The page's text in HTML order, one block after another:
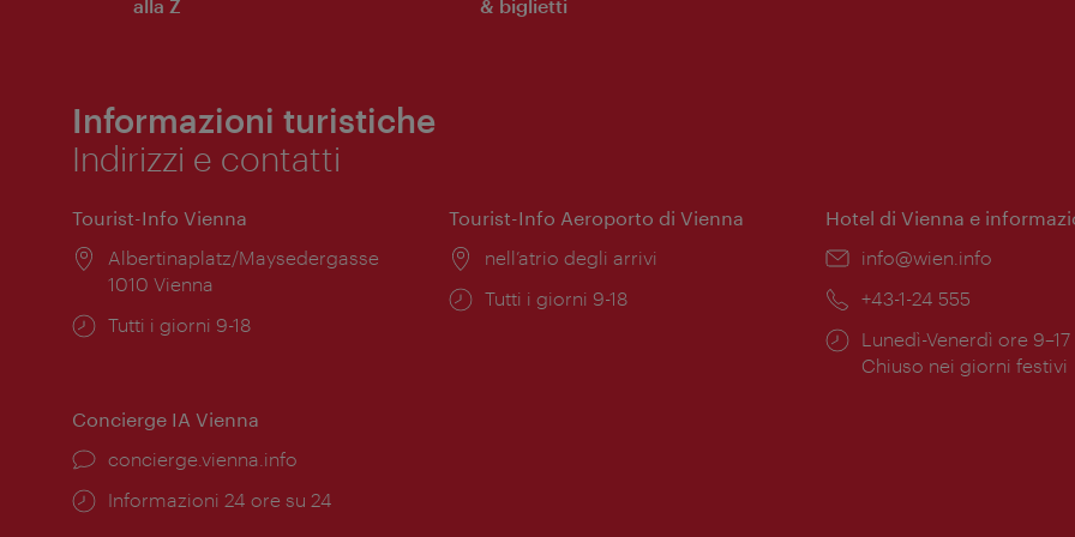
alla Z & biglietti
Informazioni turistiche
Indirizzi e contatti
Tourist-Info Vienna
Posizione:
Albertinaplatz/Maysedergasse
1010 Vienna
Orari
Tutti i giorni 9-18
Tourist-Info Aeroporto di Vienna
Posizione:
nell’atrio degli arrivi
Orari
Tutti i giorni 9-18
Hotel di Vienna e
Email:
info@wien.info
Telefono:
+43-1-24 555
Orari
di
Lunedì-Venerdì ore 9–17
Chiuso nei giorni festivi
Concierge IA Vienna
Ort:
concierge.vienna.info
Öffnungszeiten:
Informazioni 24 ore su 24